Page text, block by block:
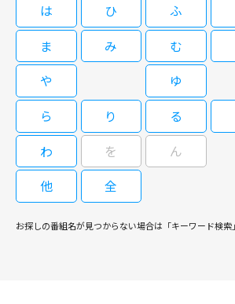
は
ひ ふ
ま
み む
や
ゆ
ら
り る
わ
を
ん
他
全
お探しの番組名が見つからない場合は「キーワード検索